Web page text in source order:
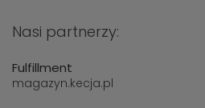
Nasi partnerzy:
Fulfillment
magazyn.kecja.pl